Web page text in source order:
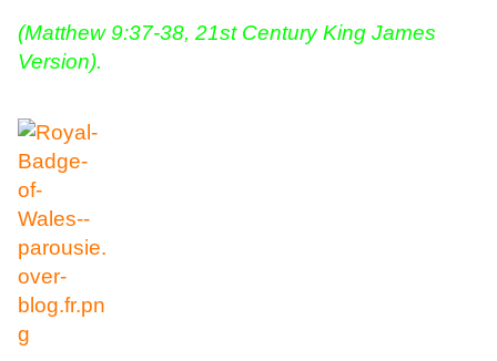
(Matthew 9:37-38, 21st Century King James
Version).